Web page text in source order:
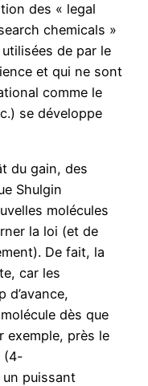
des « legal
chemicals »
de par le
et qui ne sont
comme le
se développe
du gain, des
Shulgin
molécules
la loi (et de
De fait, la
car les
dès que
exemple, près le
(4-
puissant